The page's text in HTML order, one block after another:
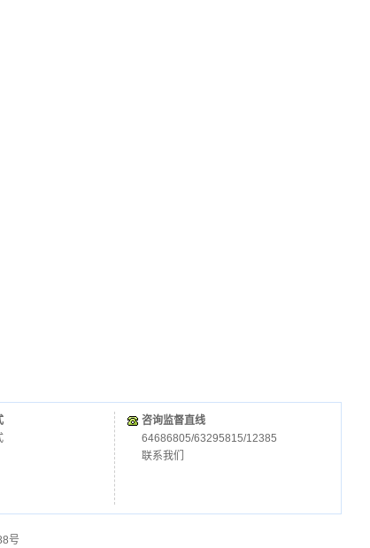
咨询监督直线
64686805/63295815/12385
联系我们
号